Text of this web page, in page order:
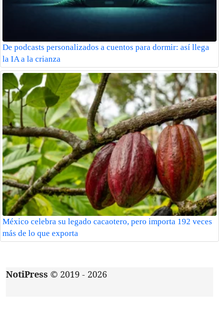
De podcasts personalizados a cuentos para dormir: así llega
la IA a la crianza
México celebra su legado cacaotero, pero importa 192 veces
más de lo que exporta
NotiPress © 2019 - 2026